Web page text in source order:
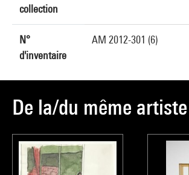
collection
N°
d'inventaire
AM 2012-301 (6)
De la/du même artiste